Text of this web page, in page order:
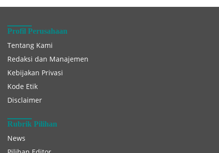
Profil Perusahaan
Tentang Kami
Redaksi dan Manajemen
Kebijakan Privasi
Kode Etik
Disclaimer
Rubrik Pilihan
News